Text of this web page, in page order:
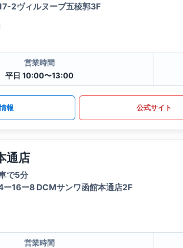
2ヴィルヌーブ五稜郭3F
営業時間
平日 10:00〜13:00
報 公式サイト
通店
で5分
ー16ー8 DCMサンワ函館本通店2F
営業時間